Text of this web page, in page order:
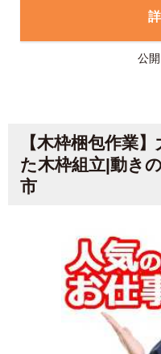
公
【木枠梱包作業
た木枠組立|動き
市